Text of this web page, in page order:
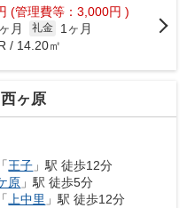
(管理費等：3,000円 )
月 礼金
1ヶ月
/ 14.20㎡
ヶ原
「王子 」駅 徒歩12分
原 」駅 徒歩5分
「 上中里 」駅 徒歩12分